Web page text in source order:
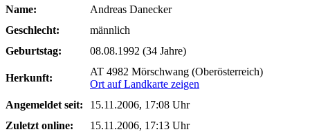
Name:
Andreas Danecker
Geschlecht:
männlich
Geburtstag:
08.08.1992 (34 Jahre)
Herkunft:
AT 4982 Mörschwang (Oberösterreich)
Ort auf Landkarte zeigen
Angemeldet seit:
15.11.2006, 17:08 Uhr
Zuletzt online:
15.11.2006, 17:13 Uhr